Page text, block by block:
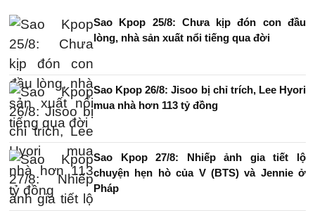
Sao Kpop 25/8: Chưa kịp đón con đầu
lòng, nhà sản xuất nổi tiếng qua đời
Sao Kpop 26/8: Jisoo bị chỉ trích, Lee Hyori
mua nhà hơn 113 tỷ đồng
Sao Kpop 27/8: Nhiếp ảnh gia tiết lộ
chuyện hẹn hò của V (BTS) và Jennie ở
Pháp